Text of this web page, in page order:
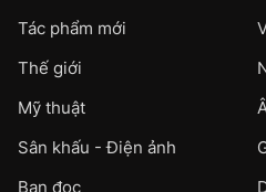
Tác phẩm mới
Thế giới
Mỹ thuật
Sân khấu - Điện ảnh
Bạn đọc